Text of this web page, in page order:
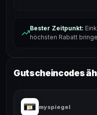
Bester Zeitpunkt:
höchsten Rabatt
Gutscheincodes
myspiegel